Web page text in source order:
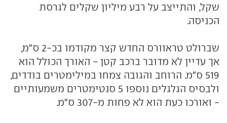
שקל, והתייצב על רבע מיליון שקלים לגרסת
הכניסה.
שברולט טראוורס החדש קצר מקודמו בכ-2 ס"מ,
אך עדיין לא מדובר ברכב קטן - האורך הכולל הוא
519 ס"מ. הרוחב והגובה צמחו במילימטרים בודדים,
ולבסיס הגלגלים נוספו 5 סנטימטרים משמעותיים
- ואורכו כעת הוא לא פחות מ-307 ס"מ.